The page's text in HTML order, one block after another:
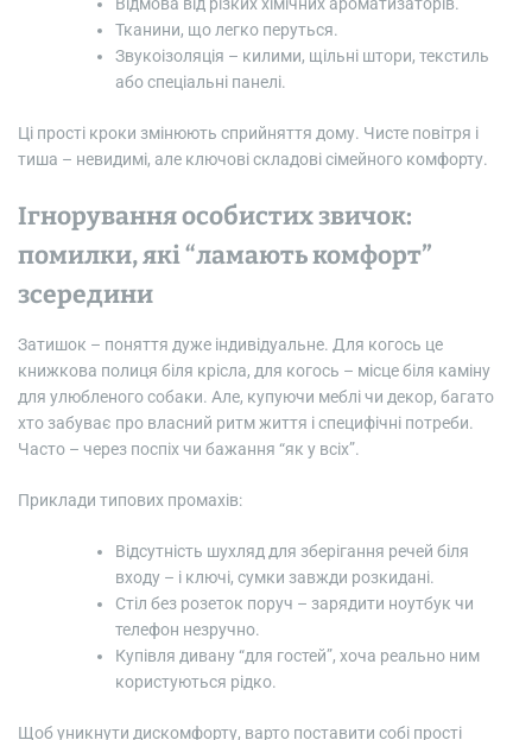
Тканини, що легко перуться.
Звукоізоляція – килими, щільні штори, текстиль
або спеціальні панелі.
Ці прості кроки змінюють сприйняття дому. Чисте повітря і
тиша – невидимі, але ключові складові сімейного комфорту.
Ігнорування особистих звичок:
помилки, які “ламають комфорт”
зсередини
Затишок – поняття дуже індивідуальне. Для когось це
книжкова полиця біля крісла, для когось – місце біля каміну
для улюбленого собаки. Але, купуючи меблі чи декор, багато
хто забуває про власний ритм життя і специфічні потреби.
Часто – через поспіх чи бажання “як у всіх”.
Приклади типових промахів:
Відсутність шухляд для зберігання речей біля
входу – і ключі, сумки завжди розкидані.
Стіл без розеток поруч – зарядити ноутбук чи
телефон незручно.
Купівля дивану “для гостей”, хоча реально ним
користуються рідко.
Щоб уникнути дискомфорту, варто поставити собі прості